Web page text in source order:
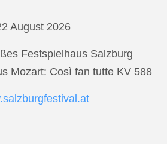
August 2026
Festspielhaus Salzburg
Mozart: Così fan tutte KV 588